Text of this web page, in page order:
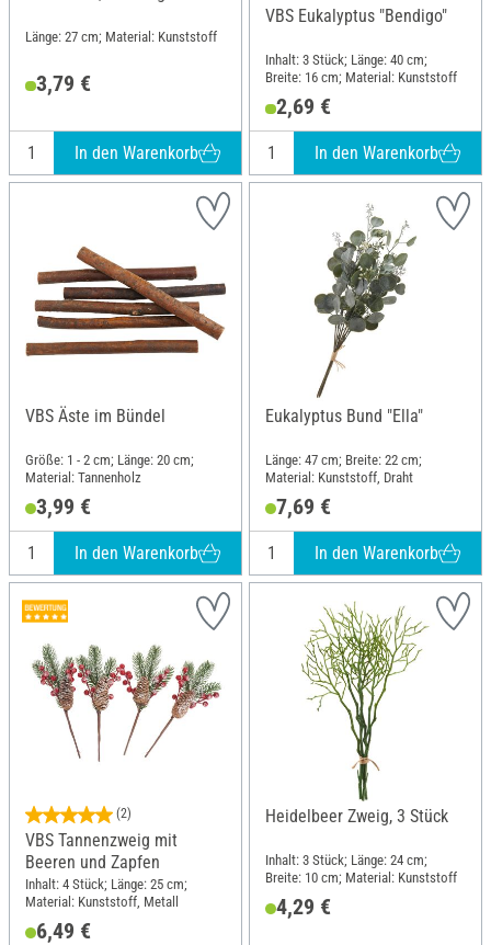
Länge: 27 cm; Material: Kunststoff
3,79 €
In den Warenkorb
VBS Eukalyptus "Bendigo"
Inhalt: 3 Stück; Länge: 40 cm;
Breite: 16 cm; Material: Kunststoff
2,69 €
In den Warenkorb
VBS Äste im Bündel
Größe: 1 - 2 cm; Länge: 20 cm;
Material: Tannenholz
3,99 €
In den Warenkorb
Eukalyptus Bund "Ella"
Länge: 47 cm; Breite: 22 cm;
Material: Kunststoff, Draht
7,69 €
In den Warenkorb
(2)
VBS Tannenzweig mit
Beeren und Zapfen
Inhalt: 4 Stück; Länge: 25 cm;
Material: Kunststoff, Metall
6,49 €
Heidelbeer Zweig, 3 Stück
Inhalt: 3 Stück; Länge: 24 cm;
Breite: 10 cm; Material: Kunststoff
4,29 €